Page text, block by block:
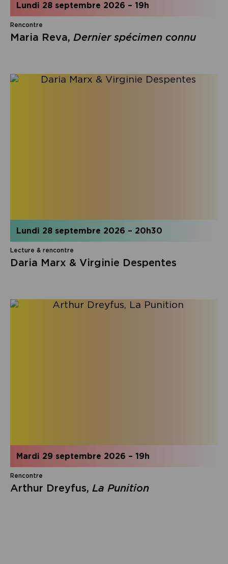
lundi 28 septembre 2026 – 19h
Rencontre
Maria Reva, Dernier spécimen connu
lundi 28 septembre 2026 – 20h30
Lecture & rencontre
Daria Marx & Virginie Despentes
mardi 29 septembre 2026 – 19h
Rencontre
Arthur Dreyfus, La Punition